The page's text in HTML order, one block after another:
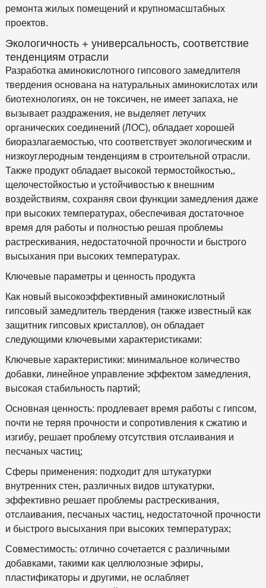
ремонта жилых помещений и крупномасштабных
проектов.
Экологичность + универсальность, соответствие
тенденциям отрасли
Разработка аминокислотного гипсового замедлителя
твердения основана на натуральных аминокислотах или
биотехнологиях, он не токсичен, не имеет запаха, не
вызывает раздражения, не выделяет летучих
органических соединений (ЛОС), обладает хорошей
биоразлагаемостью, что соответствует экологическим и
низкоуглеродным тенденциям в строительной отрасли.
Также продукт обладает высокой термостойкостью,,
щелочестойкостью и устойчивостью к внешним
воздействиям, сохраняя свои функции замедления даже
при высоких температурах, обеспечивая достаточное
время для работы и полностью решая проблемы
растрескивания, недостаточной прочности и быстрого
высыхания при высоких температурах.
Ключевые параметры и ценность продукта
Как новый высокоэффективный аминокислотный
гипсовый замедлитель твердения (также известный как
защитник гипсовых кристаллов), он обладает
следующими ключевыми характеристиками:
Ключевые характеристики: минимальное количество
добавки, линейное управление эффектом замедления,
высокая стабильность партий;
Основная ценность: продлевает время работы с гипсом,
почти не теряя прочности и сопротивления к сжатию и
изгибу, решает проблему отсутствия отслаивания и
песчаных частиц;
Сферы применения: подходит для штукатурки
внутренних стен, различных видов штукатурки,
эффективно решает проблемы растрескивания,
отслаивания, песчаных частиц, недостаточной прочности
и быстрого высыхания при высоких температурах;
Совместимость: отлично сочетается с различными
добавками, такими как целлюлозные эфиры,
пластификаторы и другими, не ослабляет